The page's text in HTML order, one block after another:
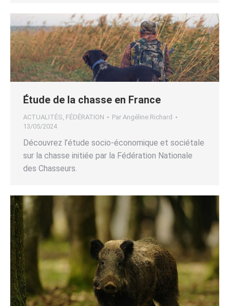
Étude de la chasse en France
ACTUALITÉS FÉDÉRATION Par Angéline Richard
13/05/2024
Découvrez l’étude socio-économique et sociétale
sur la chasse initiée par la Fédération Nationale
des Chasseurs.